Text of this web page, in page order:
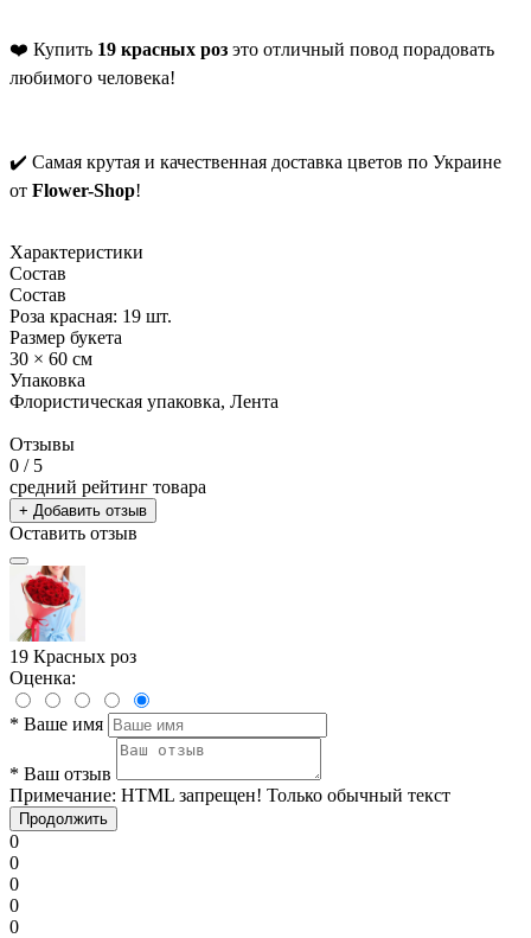
❤️ Купить 19 красных роз это отличный повод порадовать
любимого человека!
✔️ Самая крутая и качественная доставка цветов по Украине
от Flower-Shop!
Характеристики
Состав
Состав
Роза красная: 19 шт.
Размер букета
30 × 60 см
Упаковка
Флористическая упаковка, Лента
Отзывы
0 / 5
средний рейтинг товара
+ Добавить отзыв
Оставить отзыв
19 Красных роз
Оценка:
* Ваше имя
* Ваш отзыв
Примечание: HTML запрещен! Только обычный текст
Продолжить
0
0
0
0
0